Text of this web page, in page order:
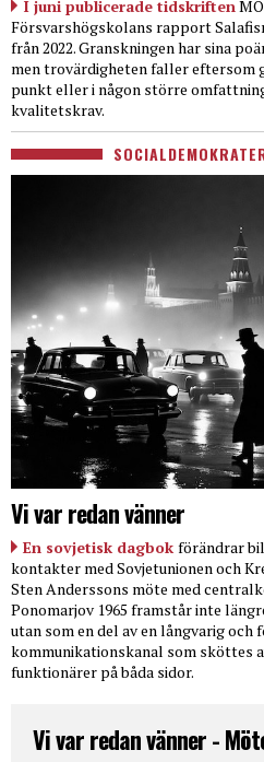
I juni publicerade tidskriften
Försvarshögskolans rapport
från 2022. Granskningen har sina
men trovärdigheten faller eftersom
punkt eller i någon större
kvalitetskrav.
Vi var redan vänner
En sovjetisk dagbok förändrar
kontakter med Sovjetunionen och
Sten Anderssons möte med
Ponomarjov 1965 framstår inte
utan som en del av en långvarig
kommunikationskanal som sköttes
funktionärer på båda sidor.
Vi var redan vänner -